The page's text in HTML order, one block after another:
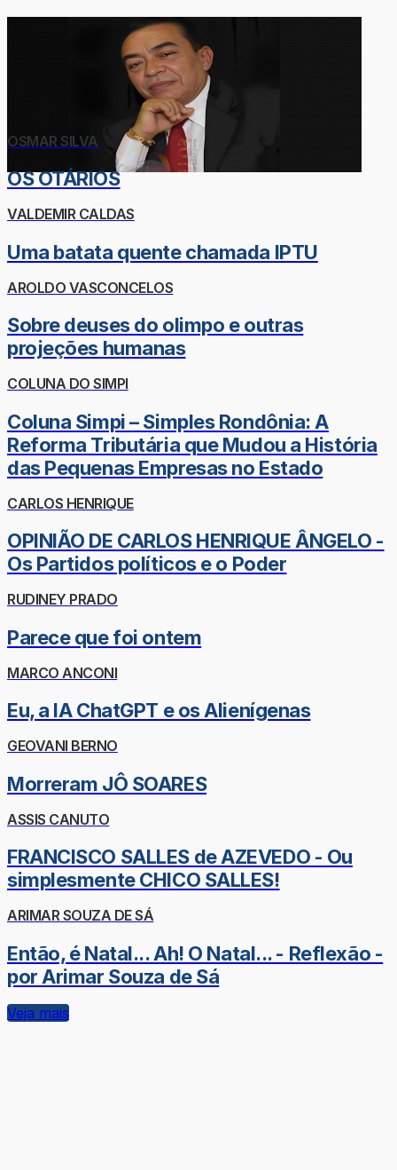
OSMAR SILVA
OS OTÁRIOS
VALDEMIR CALDAS
Uma batata quente chamada IPTU
AROLDO VASCONCELOS
Sobre deuses do olimpo e outras
projeções humanas
COLUNA DO SIMPI
Coluna Simpi – Simples Rondônia: A
Reforma Tributária que Mudou a História
das Pequenas Empresas no Estado
CARLOS HENRIQUE
OPINIÃO DE CARLOS HENRIQUE ÂNGELO -
Os Partidos políticos e o Poder
RUDINEY PRADO
Parece que foi ontem
MARCO ANCONI
Eu, a IA ChatGPT e os Alienígenas
GEOVANI BERNO
Morreram JÔ SOARES
ASSIS CANUTO
FRANCISCO SALLES de AZEVEDO - Ou
simplesmente CHICO SALLES!
ARIMAR SOUZA DE SÁ
Então, é Natal... Ah! O Natal... - Reflexão -
por Arimar Souza de Sá
Veja mais